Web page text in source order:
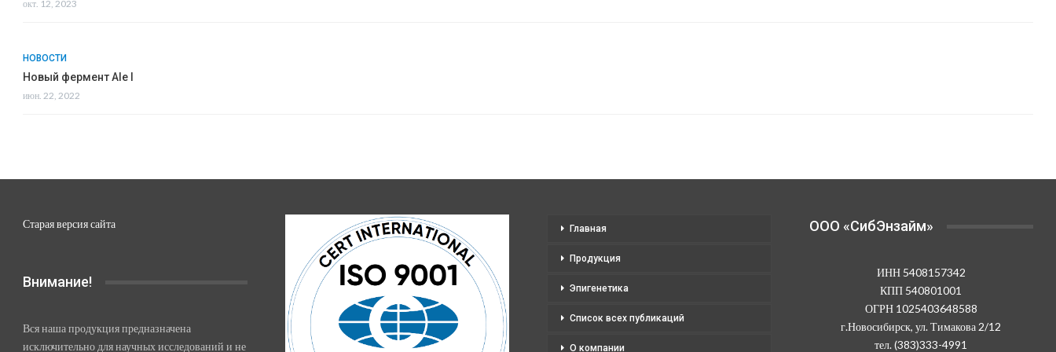
окт. 12, 2023
НОВОСТИ
Новый фермент Ale I
июн. 22, 2022
Старая версия сайта
Внимание!
Вся наша продукция предназначена
исключительно для научных исследований и не
Главная
Продукция
Эпигенетика
Список всех публикаций
О компании
OOO «СибЭнзайм»
ИНН 5408157342
КПП 540801001
ОГРН 1025403648588
г.Новосибирск, ул. Тимакова 2/12
тел. (383)333-4991